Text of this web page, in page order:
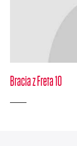
Bracia z Freta 10